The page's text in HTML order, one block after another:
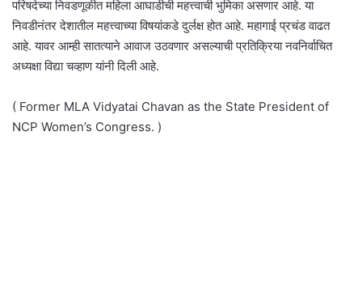
परिषदेच्या निवडणूकीत महिला आघाडीची महत्त्वाची भुमिका असणार आहे. या
निवडीनंतर देशातील महत्त्वाच्या विषयांकडे दुर्लक्ष होत आहे. महागाई प्रचंड वाढत
आहे. यावर आम्ही सातत्याने आवाज उठवणार असल्याची प्रतिक्रिया नवनिर्वाचित
अध्यक्षा विद्या चव्हाण यांनी दिली आहे.
( Former MLA Vidyatai Chavan as the State President of
NCP Women’s Congress. )